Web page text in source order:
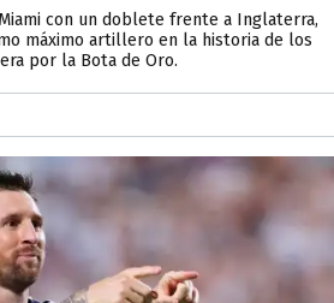
con un doblete frente a Inglaterra,
máximo artillero en la historia de los
por la Bota de Oro.